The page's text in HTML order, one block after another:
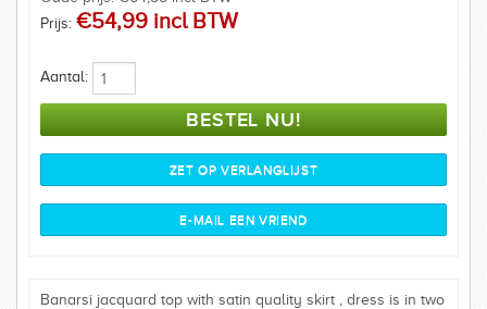
Prijs: €54,99 incl BTW
Aantal:
Banarsi jacquard top with satin quality skirt , dress is in two